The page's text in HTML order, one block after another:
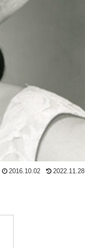
2016.10.02 2022.11.28